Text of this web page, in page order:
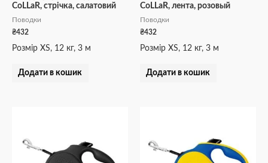
CoLLaR, стрічка, салатовий
Поводки
₴432
Розмір XS, 12 кг, 3 м
Додати в кошик
CoLLaR, лента, розовый
Поводки
₴432
Розмір XS, 12 кг, 3 м
Додати в кошик
до
₴911
має
кілька